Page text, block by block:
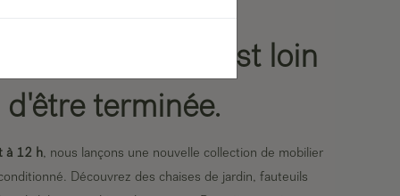
en extérieur est loin
d'être terminée.
à 12 h, nous lançons une nouvelle collection de mobilier
Découvrez des chaises de jardin, fauteuils